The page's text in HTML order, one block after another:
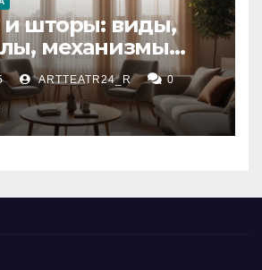
шторы: виды,
механизмы
и уход
ARTTEATR24_R 0